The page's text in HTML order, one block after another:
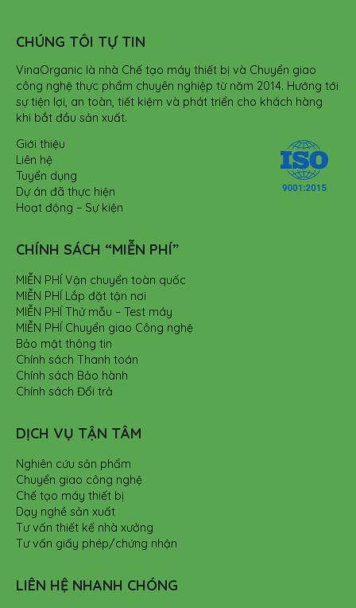
CHÚNG TÔI TỰ TIN
VinaOrganic là nhà Chế tạo máy thiết bị và Chuyển giao
công nghệ thực phẩm chuyên nghiệp từ năm 2014. Hướng tới
sự tiện lợi, an toàn, tiết kiệm và phát triển cho khách hàng
khi bắt đầu sản xuất.
Giới thiệu
Liên hệ
Tuyển dụng
Dự án đã thực hiện
Hoạt động – Sự kiện
CHÍNH SÁCH “MIỄN PHÍ”
MIỄN PHÍ Vận chuyển toàn quốc
MIỄN PHÍ Lắp đặt tận nơi
MIỄN PHÍ Thử mẫu – Test máy
MIỄN PHÍ Chuyển giao Công nghệ
Bảo mật thông tin
Chính sách Thanh toán
Chính sách Bảo hành
Chính sách Đổi trả
DỊCH VỤ TẬN TÂM
Nghiên cứu sản phẩm
Chuyển giao công nghệ
Chế tạo máy thiết bị
Dạy nghề sản xuất
Tư vấn thiết kế nhà xưởng
Tư vấn giấy phép/chứng nhận
LIÊN HỆ NHANH CHÓNG